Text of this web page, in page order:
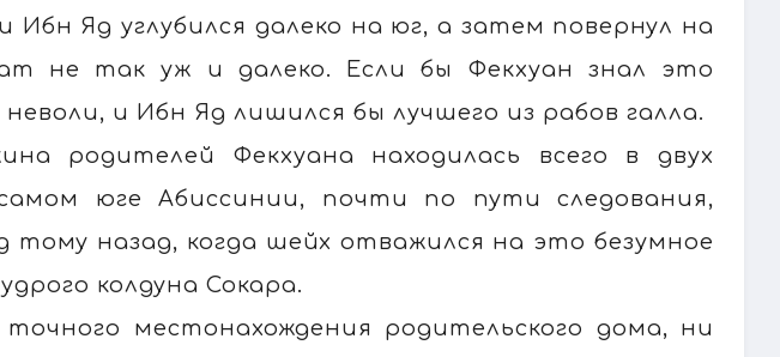
Ибн Яд углубился далеко на юг, а затем повернул на
не так уж и далеко. Если бы Фекхуан знал это
и Ибн Яд лишился бы лучшего из рабов галла.
родителей Фекхуана находилась всего в двух
юге Абиссинии, почти по пути следования,
тому назад, когда шейх отважился на это безумное
колдуна Сокара.
местонахождения родительского дома, ни